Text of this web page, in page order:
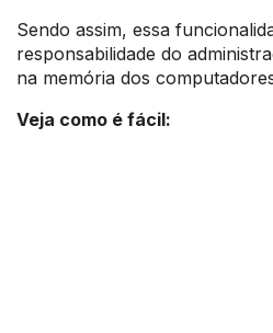
Sendo assim, essa
responsabilidade do
na memória dos
Veja como é fácil: